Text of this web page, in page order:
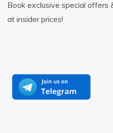
Book exclusive special
at insider prices!